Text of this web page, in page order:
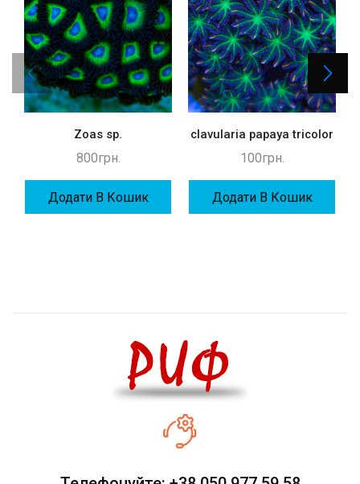
Zoas sp.
800грн.
Додати В Кошик
clavularia papaya tricolor
100грн.
Додати В Кошик